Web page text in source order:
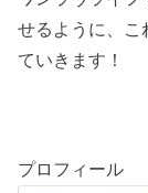
せるように、こ
ていきます！
プロフィール